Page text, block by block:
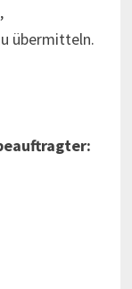
übermitteln.